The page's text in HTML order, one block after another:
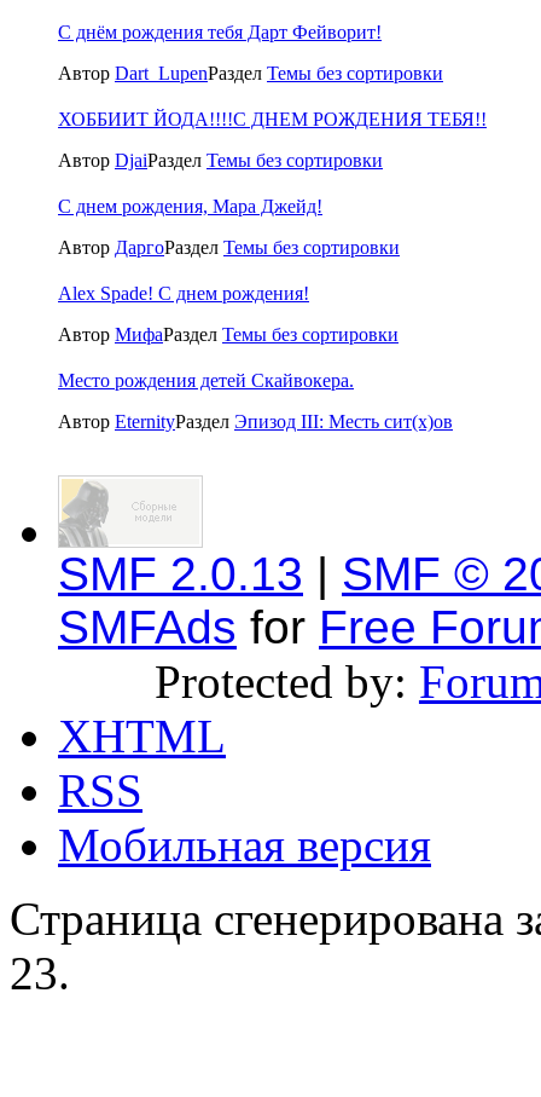
С днём рождения тебя Дарт Фейворит!
Автор Dart_LupenРаздел Темы без сортировки
ХОББИИТ ЙОДА!!!!С ДНЕМ РОЖДЕНИЯ ТЕБЯ!!
Автор DjaiРаздел Темы без сортировки
С днем рождения, Мара Джейд!
Автор ДаргоРаздел Темы без сортировки
Alex Spade! С днем рождения!
Автор МифаРаздел Темы без сортировки
Место рождения детей Скайвокера.
Автор EternityРаздел Эпизод III: Месть сит(x)ов
SMF 2.0.13 | SMF ©
SMFAds for Free
Protected by:
XHTML
RSS
Мобильная версия
Страница сгенерирована
23.